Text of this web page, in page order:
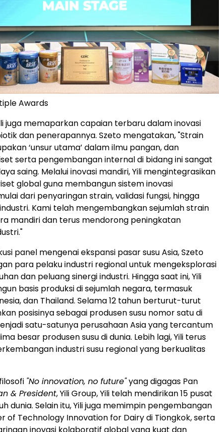
Awards
juga memaparkan capaian terbaru dalam inovasi
dan penerapannya. Szeto mengatakan, "Strain
‘unsur utama’ dalam ilmu pangan, dan
serta pengembangan internal di bidang ini sangat
saing. Melalui inovasi mandiri, Yili mengintegrasikan
global guna membangun sistem inovasi
dari penyaringan strain, validasi fungsi, hingga
Kami telah mengembangkan sejumlah strain
mandiri dan terus mendorong peningkatan
panel mengenai ekspansi pasar susu Asia, Szeto
para pelaku industri regional untuk mengeksplorasi
dan peluang sinergi industri. Hingga saat ini, Yili
basis produksi di sejumlah negara, termasuk
dan Thailand. Selama 12 tahun berturut-turut
posisinya sebagai produsen susu nomor satu di
satu-satunya perusahaan Asia yang tercantum
besar produsen susu di dunia. Lebih lagi, Yili terus
industri susu regional yang berkualitas
"No innovation, no future"yang digagas Pan
& President, Yili Group, Yili telah mendirikan 15 pusat
dunia. Selain itu, Yili juga memimpin pengembangan
of Technology Innovation for Dairy di Tiongkok, serta